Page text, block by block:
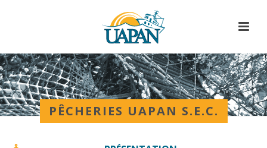
PÊCHERIES UAPAN S.E.C.